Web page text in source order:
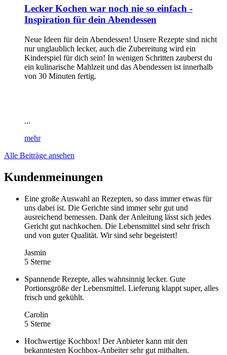
Lecker Kochen war noch nie so einfach -
Inspiration für dein Abendessen
Neue Ideen für dein Abendessen! Unsere Rezepte sind nicht
nur unglaublich lecker, auch die Zubereitung wird ein
Kinderspiel für dich sein! In wenigen Schritten zauberst du
ein kulinarische Mahlzeit und das Abendessen ist innerhalb
von 30 Minuten fertig.
...
mehr
Alle Beiträge ansehen
Kundenmeinungen
Eine große Auswahl an Rezepten, so dass immer etwas für
uns dabei ist. Die Gerichte sind immer sehr gut und
ausreichend bemessen. Dank der Anleitung lässt sich jedes
Gericht gut nachkochen. Die Lebensmittel sind sehr frisch
und von guter Qualität. Wir sind sehr begeistert!
Jasmin
5 Sterne
Spannende Rezepte, alles wahnsinnig lecker. Gute
Portionsgröße der Lebensmittel. Lieferung klappt super, alles
frisch und gekühlt.
Carolin
5 Sterne
Hochwertige Kochbox! Der Anbieter kann mit den
bekanntesten Kochbox-Anbeiter sehr gut mithalten.